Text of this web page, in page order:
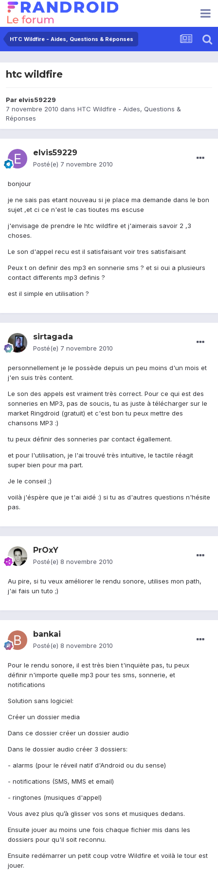
HTC Wildfire - Aides, Questions & Réponses
htc wildfire
Par elvis59229
7 novembre 2010 dans HTC Wildfire - Aides, Questions &
Réponses
elvis59229
Posté(e) 7 novembre 2010
bonjour
je ne sais pas etant nouveau si je place ma demande dans le bon
sujet ,et ci ce n'est le cas tioutes ms escuse
j'envisage de prendre le htc wildfire et j'aimerais savoir 2 ,3
choses.
Le son d'appel recu est il satisfaisant voir tres satisfaisant
Peux t on definir des mp3 en sonnerie sms ? et si oui a plusieurs
contact differents mp3 definis ?
est il simple en utilisation ?
sirtagada
Posté(e) 7 novembre 2010
personnellement je le possède depuis un peu moins d'un mois et
j'en suis très content.
Le son des appels est vraiment très correct. Pour ce qui est des
sonneries en MP3, pas de soucis, tu as juste à télécharger sur le
market Ringdroid (gratuit) et c'est bon tu peux mettre des
chansons MP3 :)
tu peux définir des sonneries par contact égallement.
et pour l'utilisation, je l'ai trouvé très intuitive, le tactile réagit
super bien pour ma part.
Je le conseil ;)
voilà j'éspère que je t'ai aidé :) si tu as d'autres questions n'hésite
pas.
PrOxY
Posté(e) 8 novembre 2010
Au pire, si tu veux améliorer le rendu sonore, utilises mon path,
j'ai fais un tuto ;)
bankai
Posté(e) 8 novembre 2010
Pour le rendu sonore, il est très bien t'inquiète pas, tu peux
définir n'importe quelle mp3 pour tes sms, sonnerie, et
notifications
Solution sans logiciel:
Créer un dossier media
Dans ce dossier créer un dossier audio
Dans le dossier audio créer 3 dossiers:
- alarms (pour le réveil natif d'Android ou du sense)
- notifications (SMS, MMS et email)
- ringtones (musiques d'appel)
Vous avez plus qu’à glisser vos sons et musiques dedans.
Ensuite jouer au moins une fois chaque fichier mis dans les
dossiers pour qu'il soit reconnu.
Ensuite redémarrer un petit coup votre Wildfire et voilà le tour est
jouer.